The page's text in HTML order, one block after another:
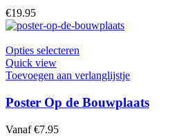
€19.95
Opties selecteren
Quick view
Toevoegen aan verlanglijstje
Poster Op de Bouwplaats
Vanaf €7.95